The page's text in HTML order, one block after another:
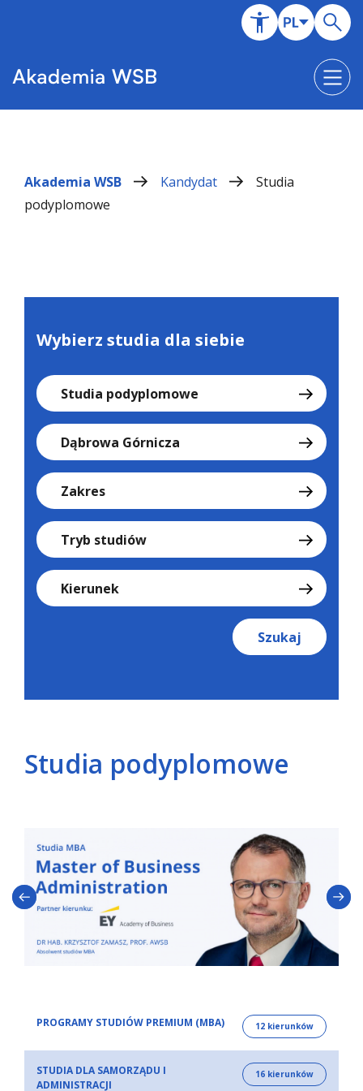
Akademia WSB Kandydat
Studia
podyplomowe
Wybierz studia dla siebie
Studia podyplomowe
Dąbrowa Górnicza
Zakres
Tryb studiów
Kierunek
Szukaj
Studia podyplomowe
PROGRAMY STUDIÓW PREMIUM (MBA) 12 kierunków
STUDIA DLA SAMORZĄDU I
ADMINISTRACJI
16 kierunków